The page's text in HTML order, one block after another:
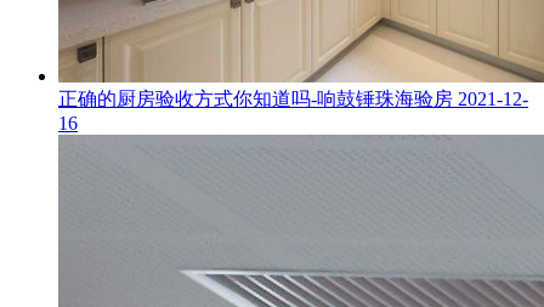
正确的厨房验收方式你知道吗-响鼓锤珠海验房 2021-12-
16